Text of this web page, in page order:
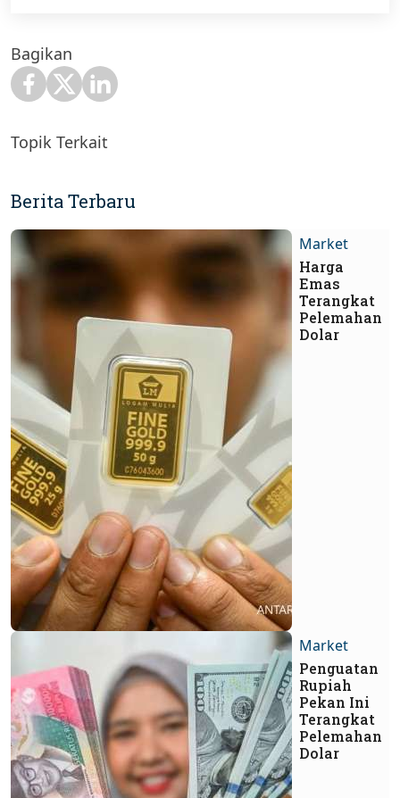
Bagikan
Topik Terkait
Berita Terbaru
Market
Harga
Emas
Terangkat
Pelemahan
Dolar
Market
Penguatan
Rupiah
Pekan Ini
Terangkat
Pelemahan
Dolar